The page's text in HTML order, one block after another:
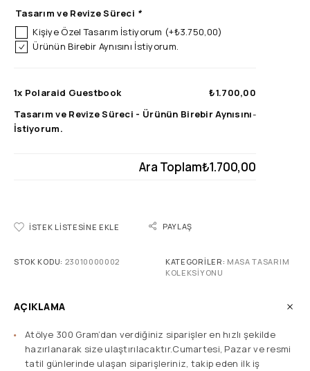
Tasarım ve Revize Süreci *
Kişiye Özel Tasarım İstiyorum (+₺3.750,00)
Ürünün Birebir Aynısını İstiyorum.
1x Polaraid Guestbook
₺1.700,00
Tasarım ve Revize Süreci - Ürünün Birebir Aynısını
İstiyorum.
-
Ara Toplam₺1.700,00
İSTEK LISTESINE EKLE PAYLAŞ
STOK KODU: 23010000002 KATEGORILER: MASA TASARIM
KOLEKSIYONU
AÇIKLAMA
Atölye 300 Gram’dan verdiğiniz siparişler en hızlı şekilde
hazırlanarak size ulaştırılacaktır.Cumartesi, Pazar ve resmi
tatil günlerinde ulaşan siparişleriniz, takip eden ilk iş